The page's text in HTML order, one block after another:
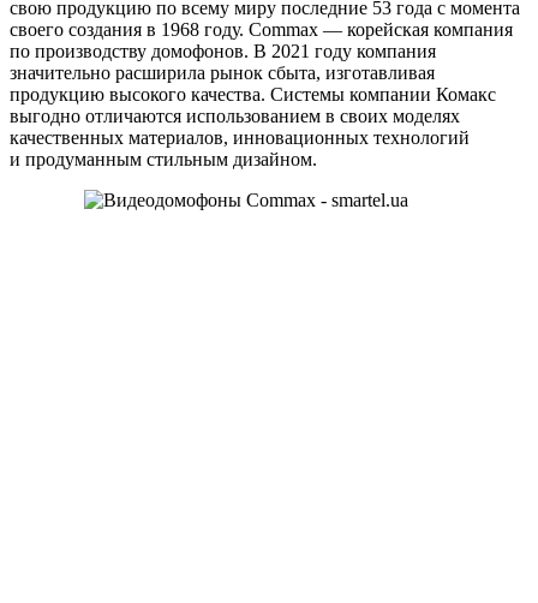
свою продукцию по всему миру последние 53 года с момента
своего создания в 1968 году. Commax — корейская компания
по производству домофонов. В 2021 году компания
значительно расширила рынок сбыта, изготавливая
продукцию высокого качества. Системы компании Комакс
выгодно отличаются использованием в своих моделях
качественных материалов, инновационных технологий
и продуманным стильным дизайном.